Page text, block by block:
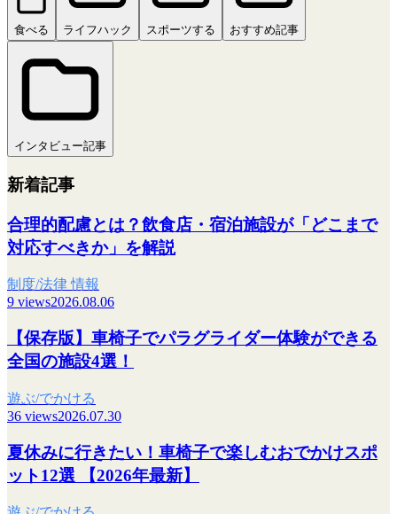
食べる ライフハック スポーツする おすすめ記事
インタビュー記事
新着記事
合理的配慮とは？飲食店・宿泊施設が「どこまで
対応すべきか」を解説
制度/法律 情報
9 views2026.08.06
【保存版】車椅子でパラグライダー体験ができる
全国の施設4選！
遊ぶ/でかける
36 views2026.07.30
夏休みに行きたい！車椅子で楽しむおでかけスポ
ット12選 【2026年最新】